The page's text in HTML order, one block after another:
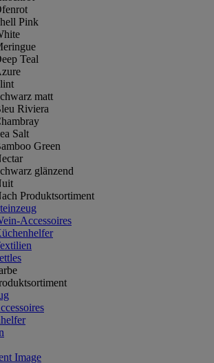
Pink
Teal
matt
Riviera
Salt
Green
glänzend
Produktsortiment
Accessoires